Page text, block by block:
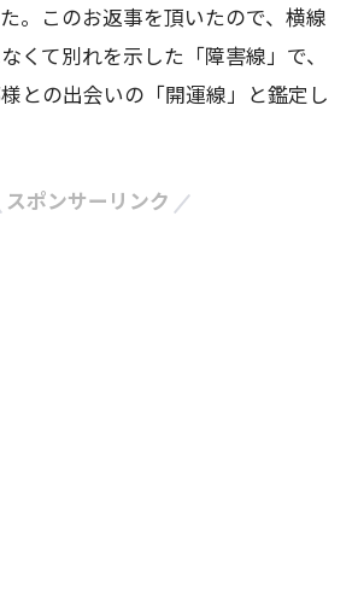
。このお返事を頂いたので、横線
くて別れを示した「障害線」で、
との出会いの「開運線」と鑑定し
スポンサーリンク